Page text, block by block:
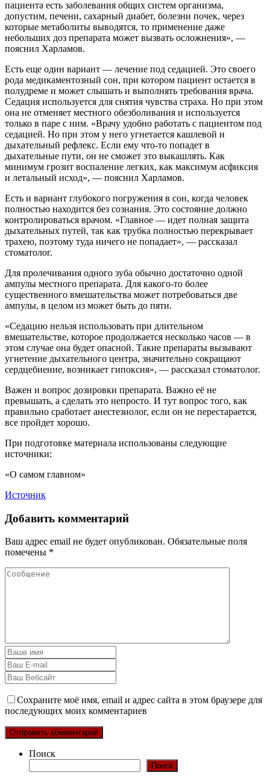
пациента есть заболевания общих систем организма,
допустим, печени, сахарный диабет, болезни почек, через
которые метаболиты выводятся, то применение даже
небольших доз препарата может вызвать осложнения», —
пояснил Харламов.
Есть еще один вариант — лечение под седацией. Это своего
рода медикаментозный сон, при котором пациент остается в
полудреме и может слышать и выполнять требования врача.
Седация используется для снятия чувства страха. Но при этом
она не отменяет местного обезболивания и используется
только в паре с ним. «Врачу удобно работать с пациентом под
седацией. Но при этом у него угнетается кашлевой и
дыхательный рефлекс. Если ему что-то попадет в
дыхательные пути, он не сможет это выкашлять. Как
минимум грозит воспаление легких, как максимум асфиксия
и летальный исход», — пояснил Харламов.
Есть и вариант глубокого погружения в сон, когда человек
полностью находится без сознания. Это состояние должно
контролироваться врачом. «Главное — идет полная защита
дыхательных путей, так как трубка полностью перекрывает
трахею, поэтому туда ничего не попадает», — рассказал
стоматолог.
Для пролечивания одного зуба обычно достаточно одной
ампулы местного препарата. Для какого-то более
существенного вмешательства может потребоваться две
ампулы, в целом из может быть до пяти.
«Седацию нельзя использовать при длительном
вмешательстве, которое продолжается несколько часов — в
этом случае она будет опасной. Такие препараты вызывают
угнетение дыхательного центра, значительно сокращают
сердцебиение, возникает гипоксия», — рассказал стоматолог.
Важен и вопрос дозировки препарата. Важно её не
превышать, а сделать это непросто. И тут вопрос того, как
правильно сработает анестезиолог, если он не перестарается,
все пройдет хорошо.
При подготовке материала использованы следующие
источники:
«О самом главном»
Источник
Добавить комментарий
Ваш адрес email не будет опубликован. Обязательные поля
помечены *
Сохраните моё имя, email и адрес сайта в этом браузере для
последующих моих комментариев
Поиск
Поиск